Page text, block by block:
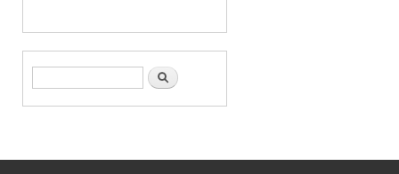
Form di ricerca Cerca